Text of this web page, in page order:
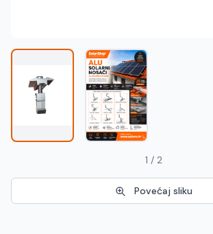
1 / 2
Povećaj sliku